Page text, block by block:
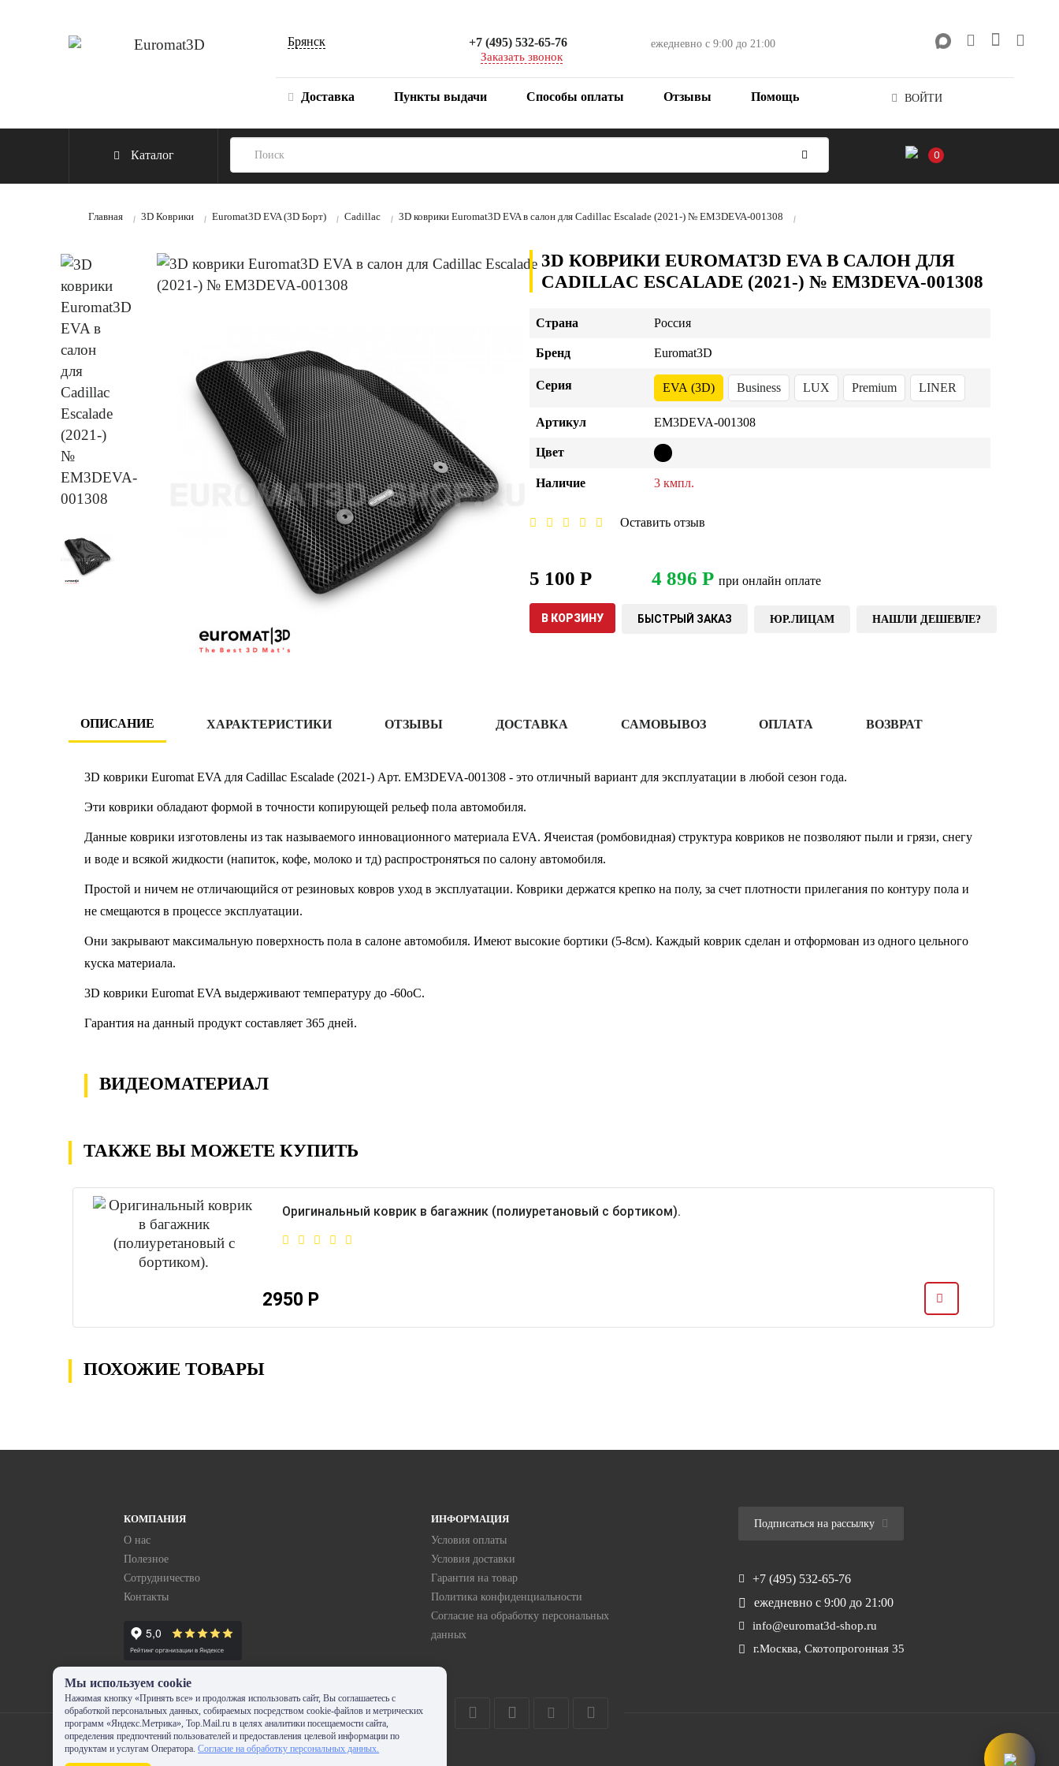
Брянск +7 (495) 532-65-76
Заказать звонок
ежедневнос 9:00 до 21:00
Доставка Пункты выдачи Способы оплаты Отзывы Помощь ВОЙТИ
Каталог 0
Главная 3D Коврики Euromat3D EVA (3D Борт) Cadillac 3D коврики Euromat3D EVA в салон для Cadillac Escalade (2021-) № EM3DEVA-001308
3D КОВРИКИ EUROMAT3D EVA В САЛОН ДЛЯ
CADILLAC ESCALADE (2021-) № EM3DEVA-001308
Страна Россия
Бренд Euromat3D
Серия EVA (3D) Business LUX Premium LINER
Артикул EM3DEVA-001308
Цвет
Наличие 3 кмпл.
Оставить отзыв
5 100 Р 4 896 Р при онлайн оплате
В КОРЗИНУ БЫСТРЫЙ ЗАКАЗ ЮР.ЛИЦАМ НАШЛИ ДЕШЕВЛЕ?
ОПИСАНИЕ ХАРАКТЕРИСТИКИ ОТЗЫВЫ ДОСТАВКА САМОВЫВОЗ ОПЛАТА ВОЗВРАТ
3D коврики Euromat EVA для Cadillac Escalade (2021-) Арт. EM3DEVA-001308 - это отличный вариант для эксплуатации в любой сезон года.
Эти коврики обладают формой в точности копирующей рельеф пола автомобиля.
Данные коврики изготовлены из так называемого инновационного материала EVA. Ячеистая (ромбовидная) структура ковриков не позволяют пыли и грязи, снегу
и воде и всякой жидкости (напиток, кофе, молоко и тд) распростроняться по салону автомобиля.
Простой и ничем не отличающийся от резиновых ковров уход в эксплуатации. Коврики держатся крепко на полу, за счет плотности прилегания по контуру пола и
не смещаются в процессе эксплуатации.
Они закрывают максимальную поверхность пола в салоне автомобиля. Имеют высокие бортики (5-8см). Каждый коврик сделан и отформован из одного цельного
куска материала.
3D коврики Euromat EVA выдерживают температуру до -60oC.
Гарантия на данный продукт составляет 365 дней.
ВИДЕОМАТЕРИАЛ
ТАКЖЕ ВЫ МОЖЕТЕ КУПИТЬ
Оригинальный коврик в багажник (полиуретановый с бортиком).
2950 Р
ПОХОЖИЕ ТОВАРЫ
КОМПАНИЯ
О нас
Полезное
Сотрудничество
Контакты
ИНФОРМАЦИЯ
Условия оплаты
Условия доставки
Гарантия на товар
Политика конфиденциальности
Согласие на обработку персональных
данных
Подписаться на рассылку
+7 (495) 532-65-76
ежедневно с 9:00 до 21:00
info@euromat3d-shop.ru
г.Москва, Скотопрогонная 35
Мы используем cookie
Нажимая кнопку «Принять все» и продолжая использовать сайт, Вы соглашаетесь с
обработкой персональных данных, собираемых посредством cookie-файлов и метрических
программ «Яндекс.Метрика», Top.Mail.ru в целях аналитики посещаемости сайта,
определения предпочтений пользователей и предоставления целевой информации по
продуктам и услугам Оператора.Согласие на обработку персональных данных.